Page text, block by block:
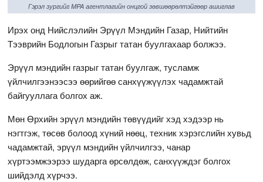
Гэрэл зургийг MPA агентлагийн онцгой зөвшөөрөлтэйгөөр ашиглав
Ирэх онд Нийслэлийн Эрүүл Мэндийн Газар, Нийтийн
Тээврийн Бодлогын Газрыг татан буулгахаар болжээ.
Эрүүл мэндийн газрыг татан буулгаж, тусламж
үйлчилгээнээсээ өөрийгөө санхүүжүүлэх чадамжтай
байгууллага болгох аж.
Мөн Өрхийн эрүүл мэндийн төвүүдийг хэд хэдээр нь
нэгтгэж, төсөв болоод хүний нөөц, техник хэрэгслийн хувьд
чадамжтай, эрүүл мэндийн үйлчилгээ, чанар
хүртээмжээрээ шударга өрсөлдөж, санхүүждэг болгох
шийдэлд хүрчээ.